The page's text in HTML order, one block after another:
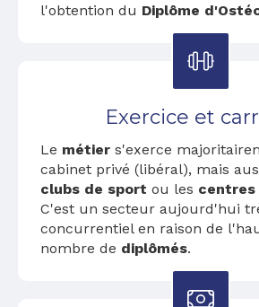
l'obtention du Diplôme
Exercice et
Le métier s'exerce
cabinet privé (libéral), mais
clubs de sport ou les centres
C'est un secteur aujourd'hui
concurrentiel en raison de
nombre de diplômés.